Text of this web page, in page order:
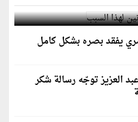
لهذا السبب
يفقد بصره بشكل كامل
العزيز توجّه رسالة شكر